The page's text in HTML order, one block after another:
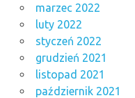
marzec 2022
luty 2022
styczeń 2022
grudzień 2021
listopad 2021
październik 2021